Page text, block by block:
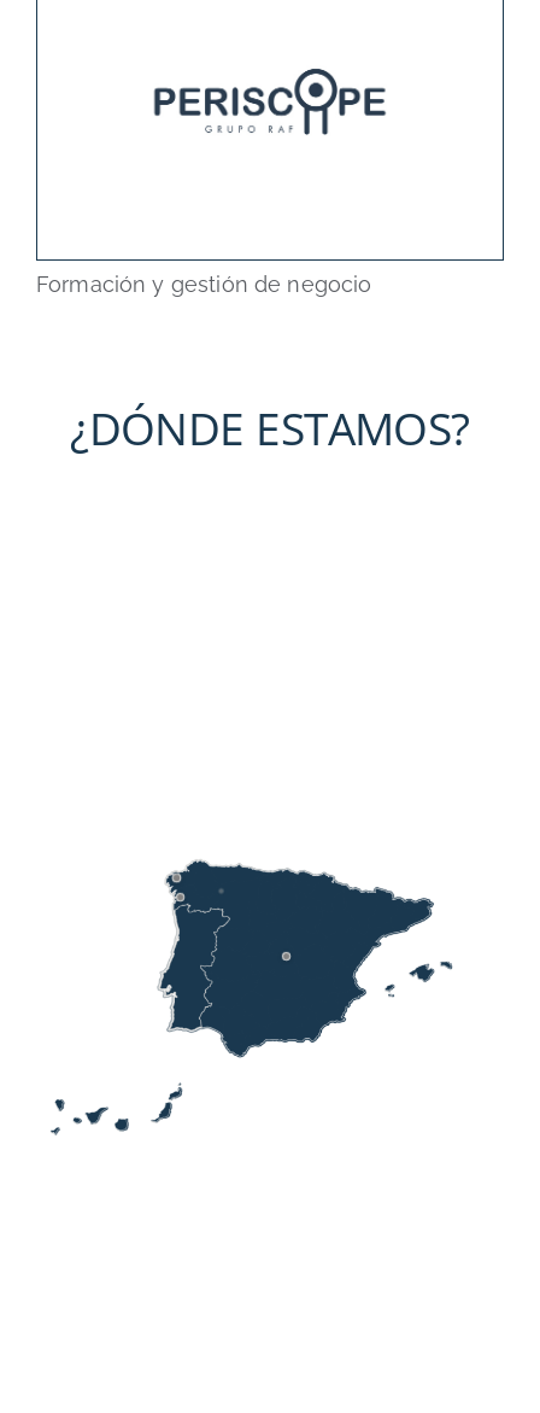
Formación y gestión de negocio
¿DÓNDE ESTAMOS?